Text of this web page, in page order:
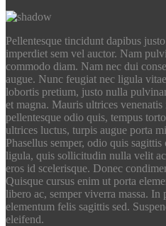
Pellentesque tincidunt dapibus
imperdiet sem vel auctor. Nam
commodo diam. Nam nec dui
augue. Nunc feugiat nec ligula
lobortis pretium, justo nulla
et magna. Mauris ultrices
pellentesque odio quis, tempus
ultrices luctus, turpis augue porta
Phasellus semper, odio quis
ligula, quis sollicitudin nulla velit
eros id scelerisque. Donec
Quisque cursus enim ut porta
libero ac, semper viverra massa. In
elementum felis sagittis sed.
eleifend.